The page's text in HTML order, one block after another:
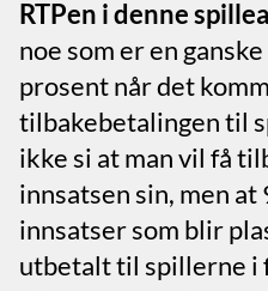
RTPen i denne
noe som er en
prosent når det
tilbakebetalingen til
ikke si at man vil få
innsatsen sin, men at
innsatser som blir
utbetalt til spillerne i